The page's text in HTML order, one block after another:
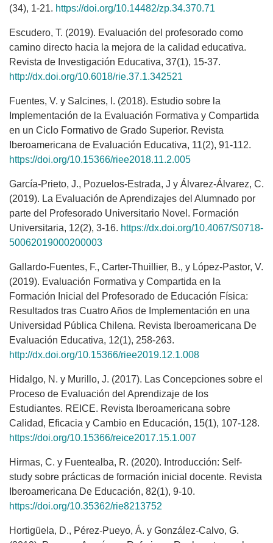
(34), 1-21. https://doi.org/10.14482/zp.34.370.71
Escudero, T. (2019). Evaluación del profesorado como
camino directo hacia la mejora de la calidad educativa.
Revista de Investigación Educativa, 37(1), 15-37.
http://dx.doi.org/10.6018/rie.37.1.342521
Fuentes, V. y Salcines, I. (2018). Estudio sobre la
Implementación de la Evaluación Formativa y Compartida
en un Ciclo Formativo de Grado Superior. Revista
Iberoamericana de Evaluación Educativa, 11(2), 91-112.
https://doi.org/10.15366/riee2018.11.2.005
García-Prieto, J., Pozuelos-Estrada, J y Álvarez-Álvarez, C.
(2019). La Evaluación de Aprendizajes del Alumnado por
parte del Profesorado Universitario Novel. Formación
Universitaria, 12(2), 3-16. https://dx.doi.org/10.4067/S0718-
50062019000200003
Gallardo-Fuentes, F., Carter-Thuillier, B., y López-Pastor, V.
(2019). Evaluación Formativa y Compartida en la
Formación Inicial del Profesorado de Educación Física:
Resultados tras Cuatro Años de Implementación en una
Universidad Pública Chilena. Revista Iberoamericana De
Evaluación Educativa, 12(1), 258-263.
http://dx.doi.org/10.15366/riee2019.12.1.008
Hidalgo, N. y Murillo, J. (2017). Las Concepciones sobre el
Proceso de Evaluación del Aprendizaje de los
Estudiantes. REICE. Revista Iberoamericana sobre
Calidad, Eficacia y Cambio en Educación, 15(1), 107-128.
https://doi.org/10.15366/reice2017.15.1.007
Hirmas, C. y Fuentealba, R. (2020). Introducción: Self-
study sobre prácticas de formación inicial docente. Revista
Iberoamericana De Educación, 82(1), 9-10.
https://doi.org/10.35362/rie8213752
Hortigüela, D., Pérez-Pueyo, Á. y González-Calvo, G.